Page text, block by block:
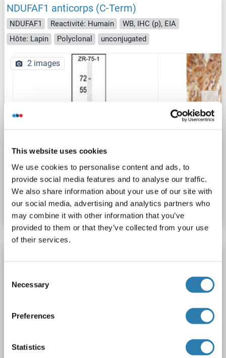
This website uses cookies
We use cookies to personalise content and ads, to
provide social media features and to analyse our traffic.
We also share information about your use of our site with
our social media, advertising and analytics partners who
may combine it with other information that you’ve
provided to them or that they’ve collected from your use
of their services.
Selection
Necessary
Preferences
Statistics
NDUFAF1 anticorps (C-Term)
NDUFAF1 Reactivité: Humain
WB, IHC (p), EIA
Hôte: Lapin
Polyclonal unconjugated
2 images
N° du produit ABIN953630
Fiche technique Détails
Recombinant NDUFAF1 anticorps
WB, IF, ICC, IP, IHC (p), IHC (fro)
Monoclonal
Fiche technique